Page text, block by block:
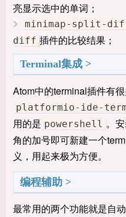
亮显示选中的单词；
minimap-split-
diff 插件的比较结果；
Terminal集成
Atom中的terminal插件有
platformio-ide-
用的是 powershell 。
角的加号即可新建一个
义，用起来极为方便。
编程辅助
最常用的两个功能就是自